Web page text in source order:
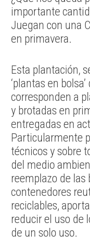
importante
Juegan con una
en primavera.
Esta plantación,
‘plantas en
corresponden a
y brotadas en
entregadas en
Particularmente
técnicos y sobre
del medio
reemplazo de las
contenedores
reciclables,
reducir el uso de
de un solo uso.